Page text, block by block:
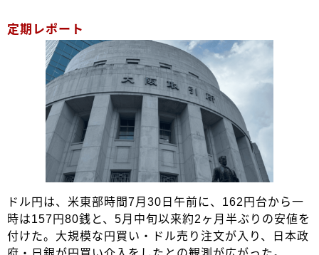
定期レポート
ドル円は、米東部時間7月30日午前に、162円台から一
時は157円80銭と、5月中旬以来約2ヶ月半ぶりの安値を
付けた。大規模な円買い・ドル売り注文が入り、日本政